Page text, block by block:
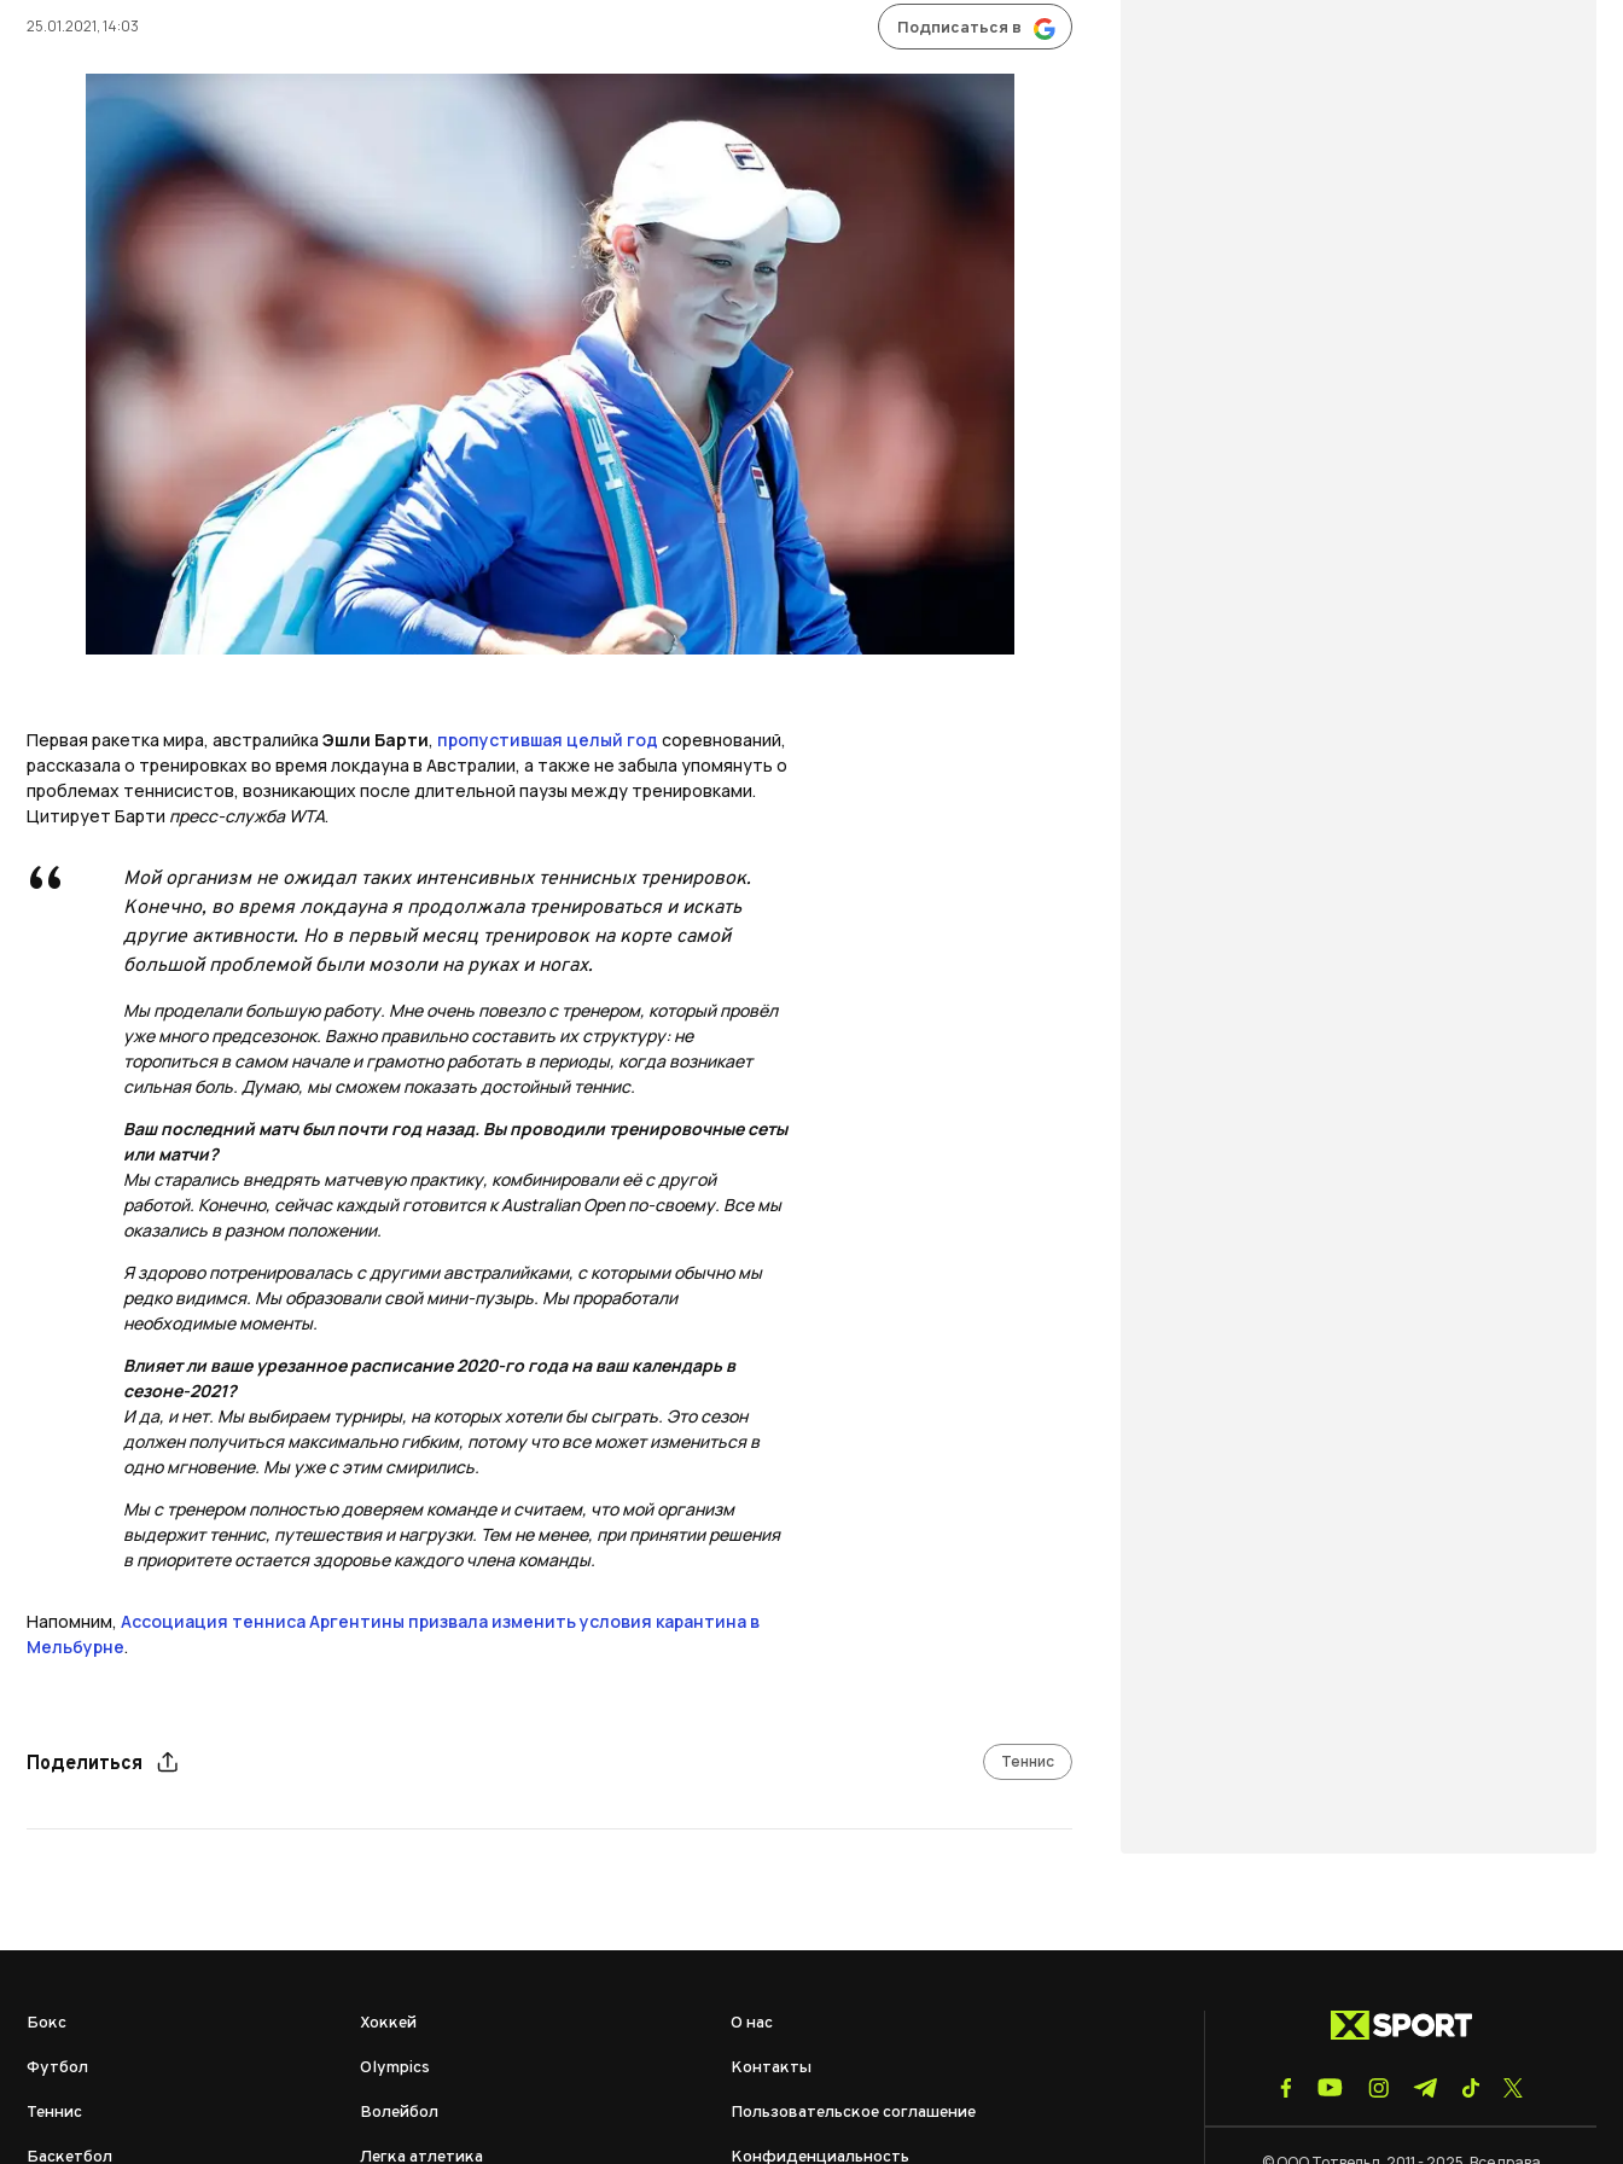
25.01.2021, 14:03 Подписаться в
Первая ракетка мира, австралийка Эшли Барти, пропустившая целый год соревнований,
рассказала о тренировках во время локдауна в Австралии, а также не забыла упомянуть о
проблемах теннисистов, возникающих после длительной паузы между тренировками.
Цитирует Барти пресс-служба WTA.
Мой организм не ожидал таких интенсивных теннисных тренировок.
Конечно, во время локдауна я продолжала тренироваться и искать
другие активности. Но в первый месяц тренировок на корте самой
большой проблемой были мозоли на руках и ногах.
Мы проделали большую работу. Мне очень повезло с тренером, который провёл
уже много предсезонок. Важно правильно составить их структуру: не
торопиться в самом начале и грамотно работать в периоды, когда возникает
сильная боль. Думаю, мы сможем показать достойный теннис.
Ваш последний матч был почти год назад. Вы проводили тренировочные сеты
или матчи?
Мы старались внедрять матчевую практику, комбинировали её с другой
работой. Конечно, сейчас каждый готовится к Australian Open по-своему. Все мы
оказались в разном положении.
Я здорово потренировалась с другими австралийками, с которыми обычно мы
редко видимся. Мы образовали свой мини-пузырь. Мы проработали
необходимые моменты.
Влияет ли ваше урезанное расписание 2020-го года на ваш календарь в
сезоне-2021?
И да, и нет. Мы выбираем турниры, на которых хотели бы сыграть. Это сезон
должен получиться максимально гибким, потому что все может измениться в
одно мгновение. Мы уже с этим смирились.
Мы с тренером полностью доверяем команде и считаем, что мой организм
выдержит теннис, путешествия и нагрузки. Тем не менее, при принятии решения
в приоритете остается здоровье каждого члена команды.
Напомним, Ассоциация тенниса Аргентины призвала изменить условия карантина в
Мельбурне.
Поделиться Теннис
Бокс
Футбол
Теннис
Баскетбол
Хоккей
Olympics
Волейбол
Легка атлетика
О нас
Контакты
Пользовательское соглашение
Конфиденциальность